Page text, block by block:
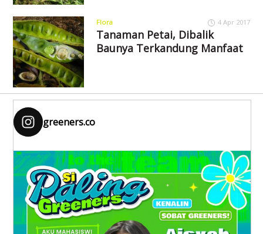
Flora 4 Apr 2017
Tanaman Petai, Dibalik
Baunya Terkandung Manfaat
greeners.co